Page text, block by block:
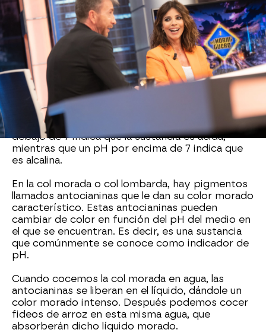
Por ello, con motivo de la visita de una
intérprete de este calibre, realizaremos un
experimento muy sencillo, que se puecde realizar
en casa, en el que veremos cambios de color
debido a cambios de pH.
El pH es una medida que nos indica si una
sustancia es ácida, neutra o alcalina (básica). Se
expresa en una escala numérica del 0 al 14. Un pH
de 7 se considera neutro, lo que significa que la
sustancia no es ácida ni alcalina. Un pH por
debajo de 7 indica que la sustancia es ácida,
mientras que un pH por encima de 7 indica que
es alcalina.
En la col morada o col lombarda, hay pigmentos
llamados antocianinas que le dan su color morado
característico. Estas antocianinas pueden
cambiar de color en función del pH del medio en
el que se encuentran. Es decir, es una sustancia
que comúnmente se conoce como indicador de
pH.
Cuando cocemos la col morada en agua, las
antocianinas se liberan en el líquido, dándole un
color morado intenso. Después podemos cocer
fideos de arroz en esta misma agua, que
absorberán dicho líquido morado.